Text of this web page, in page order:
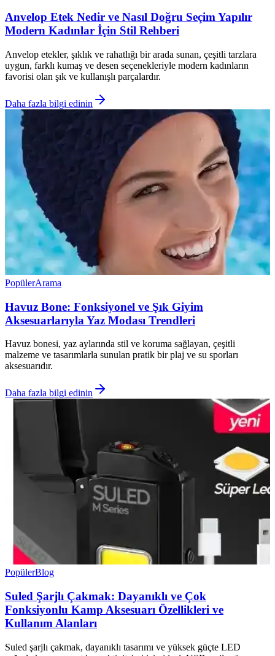
Anvelop Etek Nedir ve Nasıl Doğru Seçim Yapılır
Modern Kadınlar İçin Stil Rehberi
Anvelop etekler, şıklık ve rahatlığı bir arada sunan, çeşitli tarzlara
uygun, farklı kumaş ve desen seçenekleriyle modern kadınların
favorisi olan şık ve kullanışlı parçalardır.
Daha fazla bilgi edinin
PopülerArama
Havuz Bone: Fonksiyonel ve Şık Giyim
Aksesuarlarıyla Yaz Modası Trendleri
Havuz bonesi, yaz aylarında stil ve koruma sağlayan, çeşitli
malzeme ve tasarımlarla sunulan pratik bir plaj ve su sporları
aksesuarıdır.
Daha fazla bilgi edinin
PopülerBlog
Suled Şarjlı Çakmak: Dayanıklı ve Çok
Fonksiyonlu Kamp Aksesuarı Özellikleri ve
Kullanım Alanları
Suled şarjlı çakmak, dayanıklı tasarımı ve yüksek güçte LED